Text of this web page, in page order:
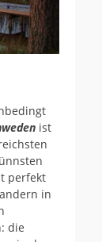
ist
perfekt
in
die